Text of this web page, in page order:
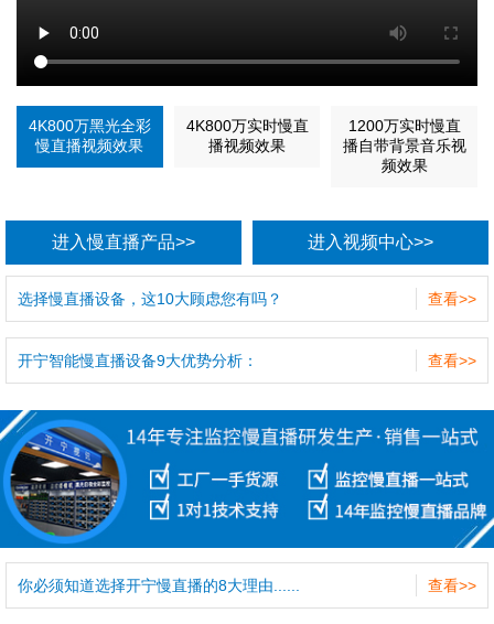
4K800万黑光全彩
慢直播视频效果
4K800万实时慢直
播视频效果
1200万实时慢直
播自带背景音乐视
频效果
进入慢直播产品>> 进入视频中心>>
查看>>
选择慢直播设备，这10大顾虑您有吗？
查看>>
开宁智能慢直播设备9大优势分析：
查看>>
你必须知道选择开宁慢直播的8大理由......